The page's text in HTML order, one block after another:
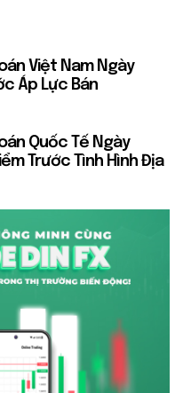
Việt Nam Ngày
Áp Lực Bán
Quốc Tế Ngày
Trước Tình Hình Địa